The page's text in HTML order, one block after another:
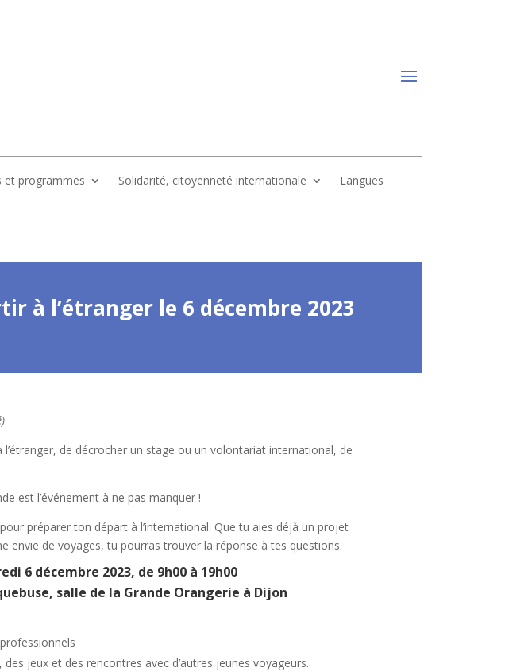
et programmes Solidarité, citoyenneté internationale
Langues
à l’étranger le 6 décembre 2023
l’étranger, de décrocher un stage ou un volontariat international, de
est l’événement à ne pas manquer !
préparer ton départ à l’international. Que tu aies déjà un projet
envie de voyages, tu pourras trouver la réponse à tes questions.
6 décembre 2023, de 9h00 à 19h00
salle de la Grande Orangerie à Dijon
jeux et des rencontres avec d’autres jeunes voyageurs.